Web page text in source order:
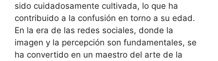
sido cuidadosamente cultivada, lo que ha
contribuido a la confusión en torno a su edad.
En la era de las redes sociales, donde la
imagen y la percepción son fundamentales, se
ha convertido en un maestro del arte de la